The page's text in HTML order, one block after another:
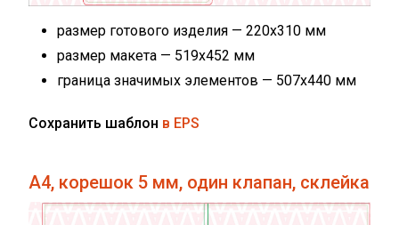
размер готового изделия — 220х310 мм
размер макета — 519х452 мм
граница значимых элементов — 507х440 мм
Сохранить шаблон в EPS
А4, корешок 5 мм, один клапан, склейка